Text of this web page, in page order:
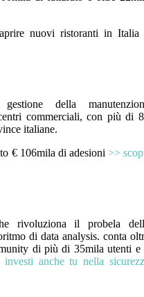
nuovi ristoranti in Italia
della
commerciali, con più di
italiane.
€ 106mila di adesioni >>
rivoluziona il probela
di data analysis. conta
di più di 35mila utenti e
investi anche tu nella